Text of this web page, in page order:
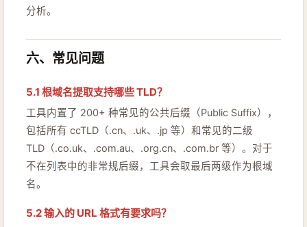
分析。
六、常见问题
5.1 根域名提取支持哪些 TLD？
工具内置了 200+ 种常见的公共后缀（Public Suffix），
包括所有 ccTLD（.cn、.uk、.jp 等）和常见的二级
TLD（.co.uk、.com.au、.org.cn、.com.br 等）。对于
不在列表中的非常规后缀，工具会取最后两级作为根域
名。
5.2 输入的 URL 格式有要求吗？